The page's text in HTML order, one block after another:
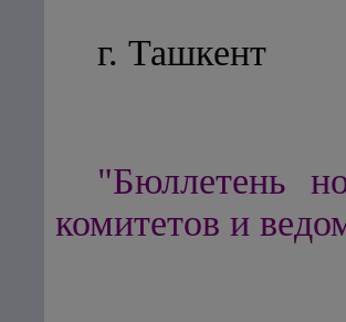
г. Ташкент
"Бюллетень
комитетов и